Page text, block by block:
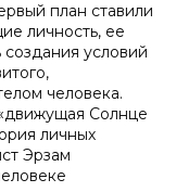
план ставили
личность, ее
условий
человека.
Солнце
личных
Эрзам